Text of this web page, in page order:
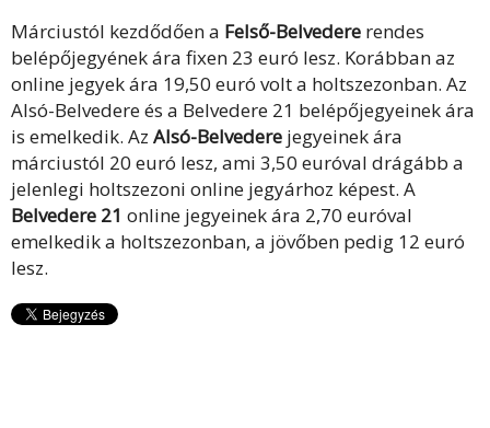
Márciustól kezdődően a Felső-Belvedere rendes
belépőjegyének ára fixen 23 euró lesz. Korábban az
online jegyek ára 19,50 euró volt a holtszezonban. Az
Alsó-Belvedere és a Belvedere 21 belépőjegyeinek ára
is emelkedik. Az Alsó-Belvedere jegyeinek ára
márciustól 20 euró lesz, ami 3,50 euróval drágább a
jelenlegi holtszezoni online jegyárhoz képest. A
Belvedere 21 online jegyeinek ára 2,70 euróval
emelkedik a holtszezonban, a jövőben pedig 12 euró
lesz.